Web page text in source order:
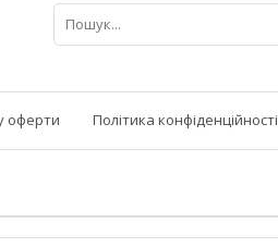
оферти Політика конфіденційності